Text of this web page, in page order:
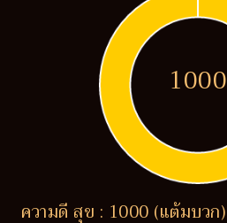
1000
ความดี สุข : 1000 (แต้มบวก)